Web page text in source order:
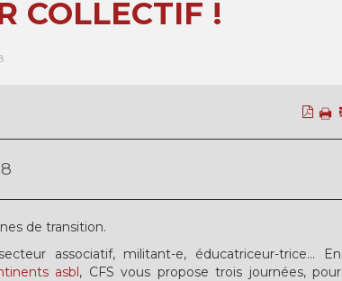
COLLECTIF !
de transition.
associatif, militant-e, éducatriceur-trice... En
asbl, CFS vous propose trois journées, pour